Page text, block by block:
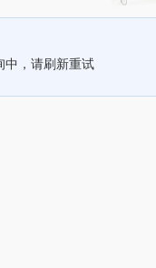
中，请刷新重试